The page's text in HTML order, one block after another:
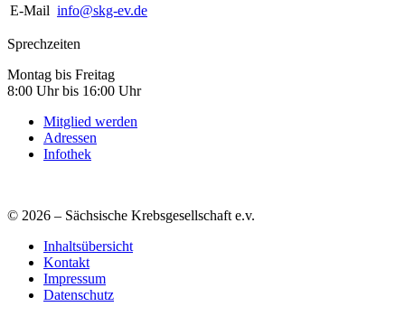
E-Mail info@skg-ev.de
Sprechzeiten
Montag bis Freitag
8:00 Uhr bis 16:00 Uhr
Mitglied werden
Adressen
Infothek
© 2026 – Sächsische Krebsgesellschaft e.v.
Inhaltsübersicht
Kontakt
Impressum
Datenschutz